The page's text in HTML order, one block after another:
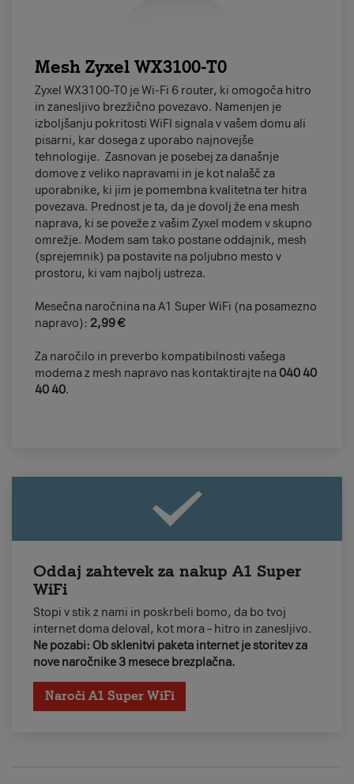
Mesh Zyxel WX3100-T0
Zyxel WX3100-T0 je Wi-Fi 6 router, ki omogoča hitro
in zanesljivo brezžično povezavo. Namenjen je
izboljšanju pokritosti WiFI signala v vašem domu ali
pisarni, kar dosega z uporabo najnovejše
tehnologije. Zasnovan je posebej za današnje
domove z veliko napravami in je kot nalašč za
uporabnike, ki jim je pomembna kvalitetna ter hitra
povezava. Prednost je ta, da je dovolj že ena mesh
naprava, ki se poveže z vašim Zyxel modem v skupno
omrežje. Modem sam tako postane oddajnik, mesh
(sprejemnik) pa postavite na poljubno mesto v
prostoru, ki vam najbolj ustreza.
Mesečna naročnina na A1 Super WiFi (na posamezno
napravo): 2,99 €
Za naročilo in preverbo kompatibilnosti vašega
modema z mesh napravo nas kontaktirajte na040 40
40 40.
Oddaj zahtevek za nakup A1 Super
WiFi
Stopi v stik z nami in poskrbeli bomo, da bo tvoj
internet doma deloval, kot mora – hitro in zanesljivo.
Ne pozabi: Ob sklenitvi paketa internet je storitev za
nove naročnike 3 mesece brezplačna.
Naroči A1 Super WiFi